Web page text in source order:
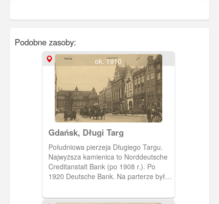
Podobne zasoby:
ok. 1910
Gdańsk, Długi Targ
Południowa pierzeja Długiego Targu.
Najwyższa kamienica to Norddeutsche
Creditanstalt Bank (po 1908 r.). Po
1920 Deutsche Bank. Na parterze była
piętrach pokoje wynajmowane firmom i